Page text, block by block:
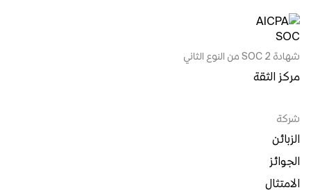
شهادة SOC 2 من النوع الثاني
مركز الثقة
شركة
الزبائن
الجوائز
الامتثال